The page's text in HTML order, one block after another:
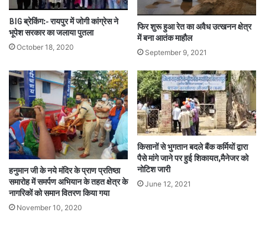
BIG ब्रेकिंग:- रायपुर में जोगी कांग्रेस ने
भूपेश सरकार का जलाया पुतला
October 18, 2020
फिर शुरू हुआ रेत का अवैध उत्खनन क्षेत्र
में बना आतंक माहौल
September 9, 2021
हनुमान जी के नये मंदिर के प्राण प्रतिष्ठा
समारोह में समर्पण अभियान के तहत क्षेत्र के
नागरिकों को समान वितरण किया गया
November 10, 2020
किसानों से भुगतान बदले बैंक कर्मियों द्वारा
पैसे मांगे जाने पर हुई शिकायत,मैनेजर को
नोटिश जारी
June 12, 2021